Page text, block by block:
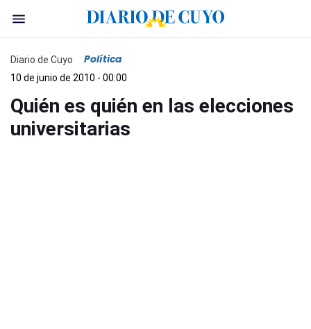
Diario de Cuyo Política
10 de junio de 2010 - 00:00
Quién es quién en las elecciones
universitarias